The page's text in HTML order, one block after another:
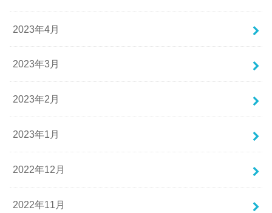
2023年4月
2023年3月
2023年2月
2023年1月
2022年12月
2022年11月